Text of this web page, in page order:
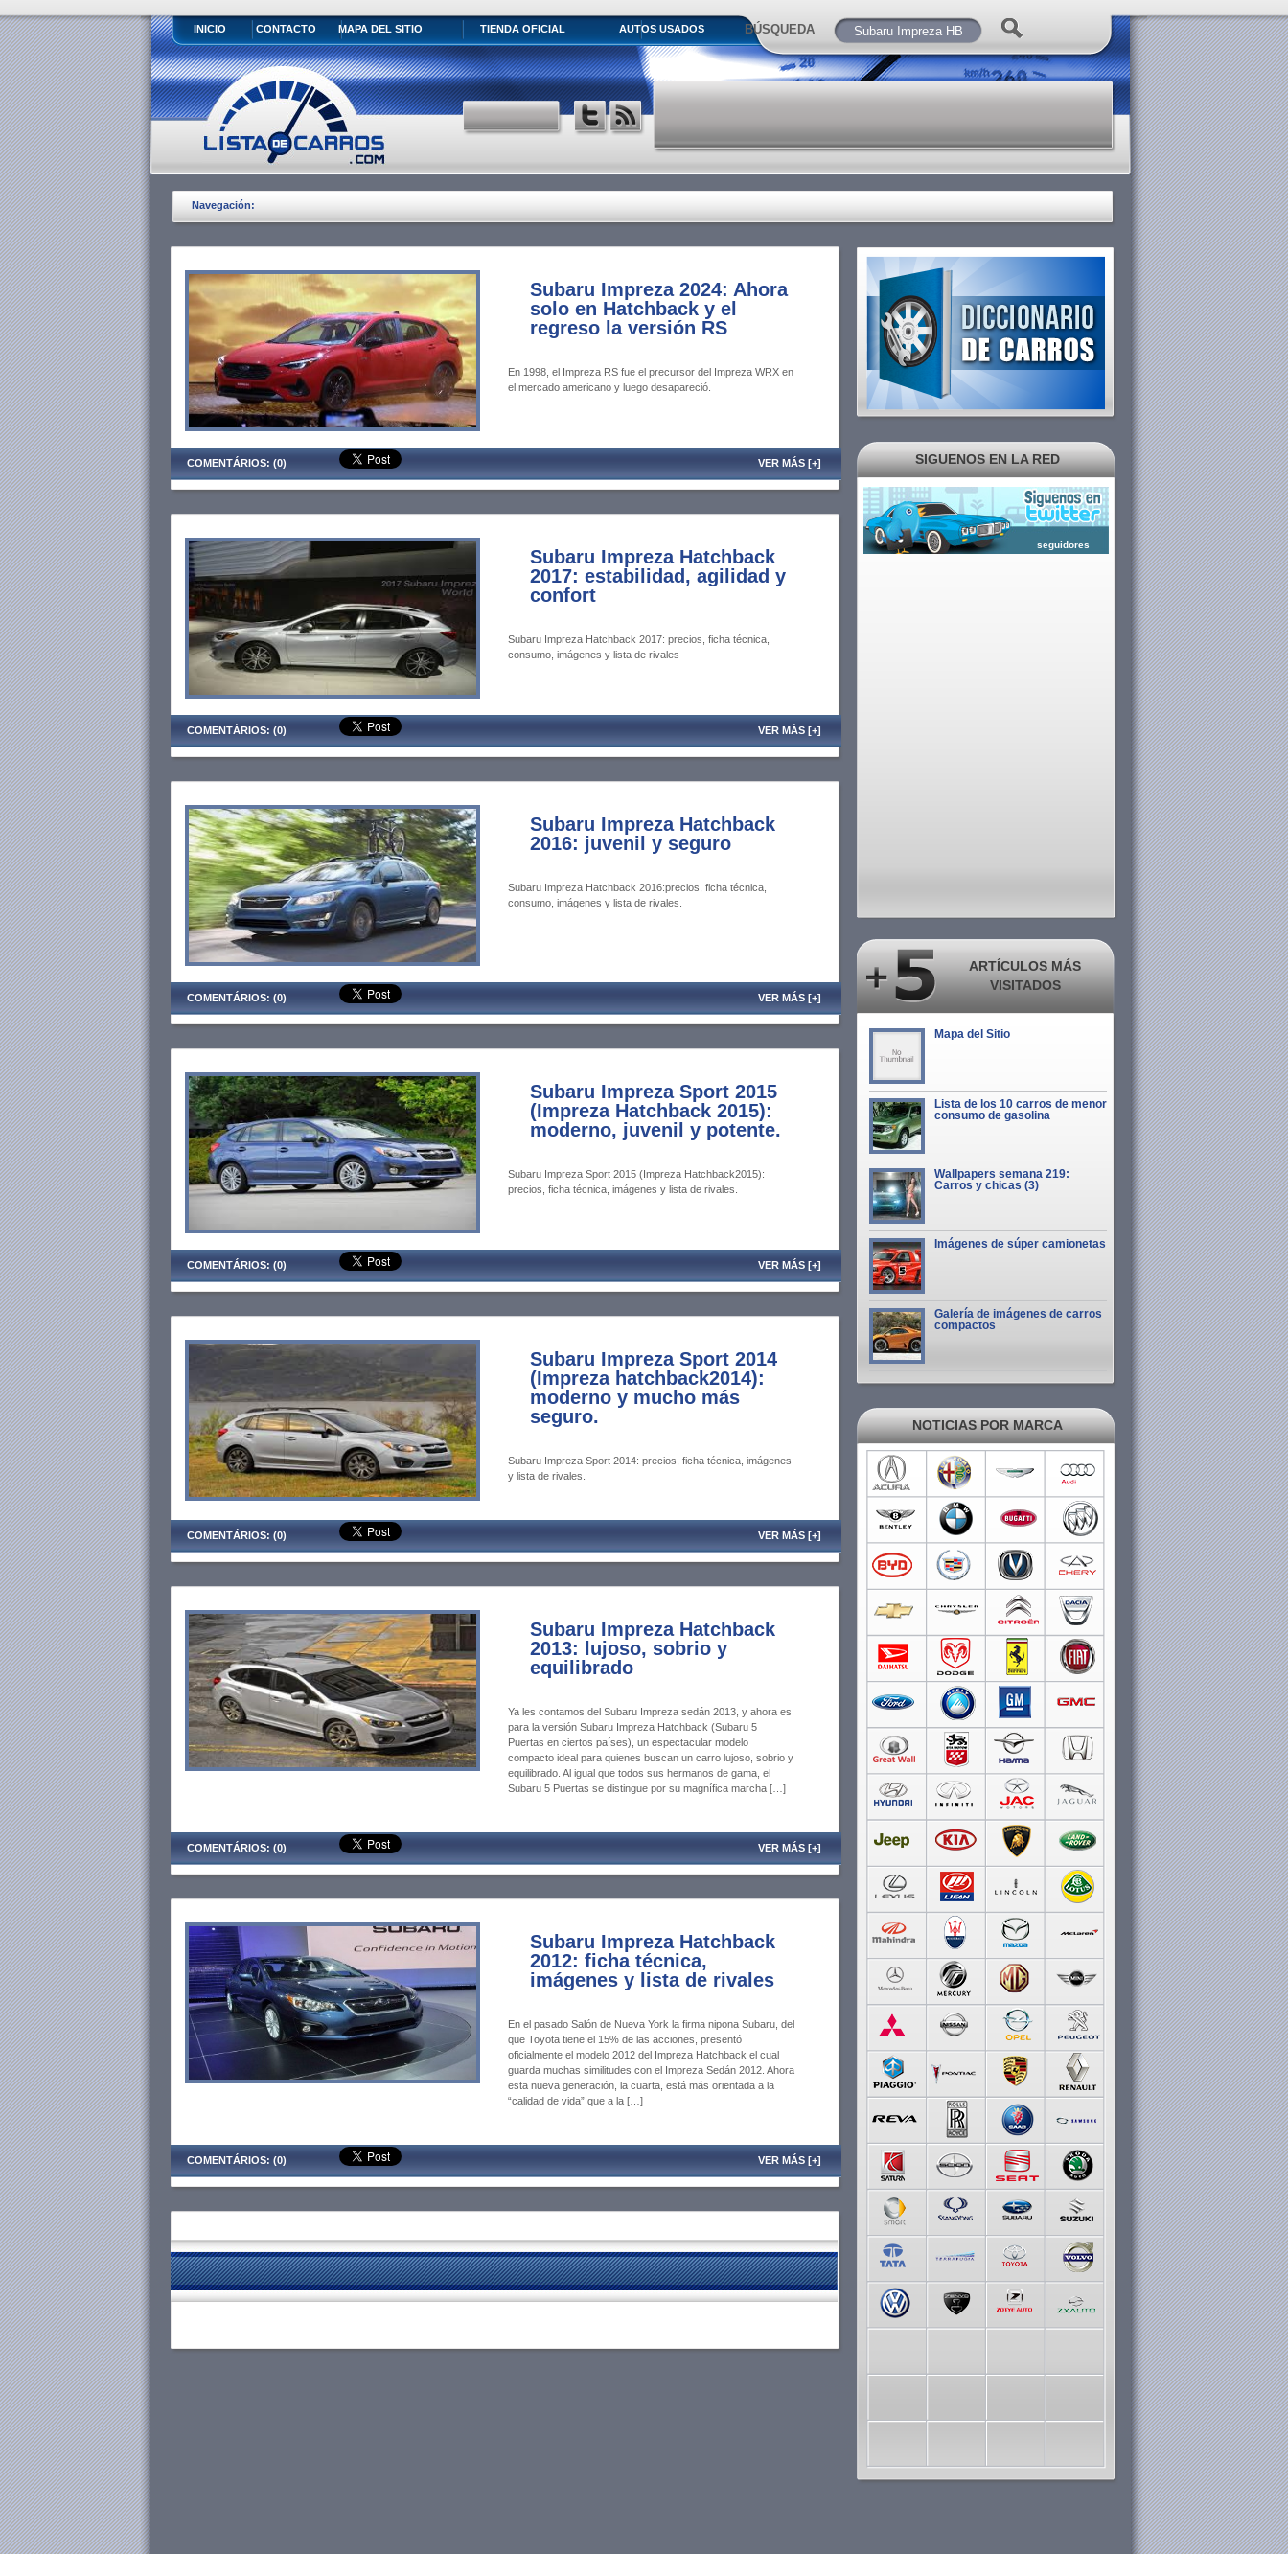
INICIO CONTACTO MAPA DEL SITIO TIENDA OFICIAL AUTOS USADOS BÚSQUEDA
Navegación:
Subaru Impreza 2024: Ahora
solo en Hatchback y el
regreso la versión RS
En 1998, el Impreza RS fue el precursor del Impreza WRX en
el mercado americano y luego desapareció.
COMENTÁRIOS: (0) VER MÁS [+]
Subaru Impreza Hatchback
2017: estabilidad, agilidad y
confort
Subaru Impreza Hatchback 2017: precios, ficha técnica,
consumo, imágenes y lista de rivales
COMENTÁRIOS: (0) VER MÁS [+]
Subaru Impreza Hatchback
2016: juvenil y seguro
Subaru Impreza Hatchback 2016:precios, ficha técnica,
consumo, imágenes y lista de rivales.
COMENTÁRIOS: (0) VER MÁS [+]
Subaru Impreza Sport 2015
(Impreza Hatchback 2015):
moderno, juvenil y potente.
Subaru Impreza Sport 2015 (Impreza Hatchback2015):
precios, ficha técnica, imágenes y lista de rivales.
COMENTÁRIOS: (0) VER MÁS [+]
Subaru Impreza Sport 2014
(Impreza hatchback2014):
moderno y mucho más
seguro.
Subaru Impreza Sport 2014: precios, ficha técnica, imágenes
y lista de rivales.
COMENTÁRIOS: (0) VER MÁS [+]
Subaru Impreza Hatchback
2013: lujoso, sobrio y
equilibrado
Ya les contamos del Subaru Impreza sedán 2013, y ahora es
para la versión Subaru Impreza Hatchback (Subaru 5
Puertas en ciertos países), un espectacular modelo
compacto ideal para quienes buscan un carro lujoso, sobrio y
equilibrado. Al igual que todos sus hermanos de gama, el
Subaru 5 Puertas se distingue por su magnífica marcha […]
COMENTÁRIOS: (0) VER MÁS [+]
Subaru Impreza Hatchback
2012: ficha técnica,
imágenes y lista de rivales
En el pasado Salón de Nueva York la firma nipona Subaru, del
que Toyota tiene el 15% de las acciones, presentó
oficialmente el modelo 2012 del Impreza Hatchback el cual
guarda muchas similitudes con el Impreza Sedán 2012. Ahora
esta nueva generación, la cuarta, está más orientada a la
“calidad de vida” que a la […]
COMENTÁRIOS: (0) VER MÁS [+]
SIGUENOS EN LA RED
seguidores
ARTÍCULOS MÁS
VISITADOS
Mapa del Sitio
Lista de los 10 carros de menor
consumo de gasolina
Wallpapers semana 219:
Carros y chicas (3)
Imágenes de súper camionetas
Galería de imágenes de carros
compactos
NOTICIAS POR MARCA